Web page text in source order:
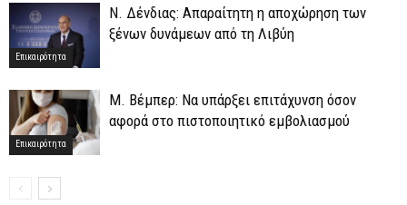
Επικαιρότητα
Ν. Δένδιας: Απαραίτητη η αποχώρηση των
ξένων δυνάμεων από τη Λιβύη
Επικαιρότητα
Μ. Βέμπερ: Να υπάρξει επιτάχυνση όσον
αφορά στο πιστοποιητικό εμβολιασμού